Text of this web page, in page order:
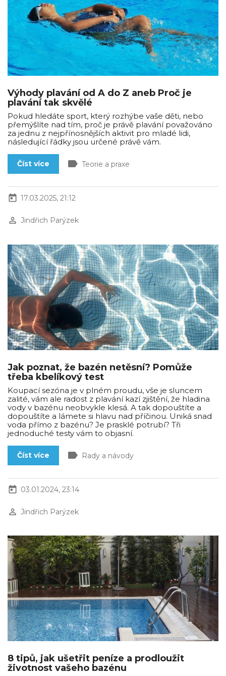
Výhody plavání od A do Z aneb Proč je
plavání tak skvělé
Pokud hledáte sport, který rozhýbe vaše děti, nebo
přemýšlíte nad tím, proč je právě plavání považováno
za jednu z nejpřínosnějších aktivit pro mladé lidi,
následující řádky jsou určené právě vám.
Číst více label Teorie a praxe
today 17.03.2025, 21:12
perm_identity Jindřich Parýzek
Jak poznat, že bazén netěsní? Pomůže
třeba kbelíkový test
Koupací sezóna je v plném proudu, vše je sluncem
zalité, vám ale radost z plavání kazí zjištění, že hladina
vody v bazénu neobvykle klesá. A tak dopouštíte a
dopouštíte a lámete si hlavu nad příčinou. Uniká snad
voda přímo z bazénu? Je prasklé potrubí? Tři
jednoduché testy vám to objasní.
Číst více label Rady a návody
today 03.01.2024, 23:14
perm_identity Jindřich Parýzek
8 tipů, jak ušetřit peníze a prodloužit
životnost vašeho bazénu